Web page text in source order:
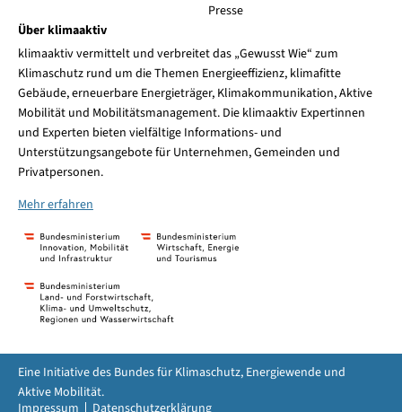
Presse
Über klimaaktiv
klimaaktiv vermittelt und verbreitet das „Gewusst Wie“ zum
Klimaschutz rund um die Themen Energieeffizienz, klimafitte
Gebäude, erneuerbare Energieträger, Klimakommunikation, Aktive
Mobilität und Mobilitätsmanagement. Die klimaaktiv Expertinnen
und Experten bieten vielfältige Informations- und
Unterstützungsangebote für Unternehmen, Gemeinden und
Privatpersonen.
Mehr erfahren
Eine Initiative des Bundes für Klimaschutz, Energiewende und
Aktive Mobilität.